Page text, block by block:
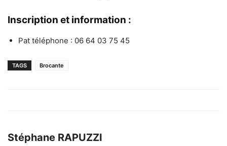
Inscription et information :
Pat téléphone : 06 64 03 75 45
TAGS Brocante
Stéphane RAPUZZI